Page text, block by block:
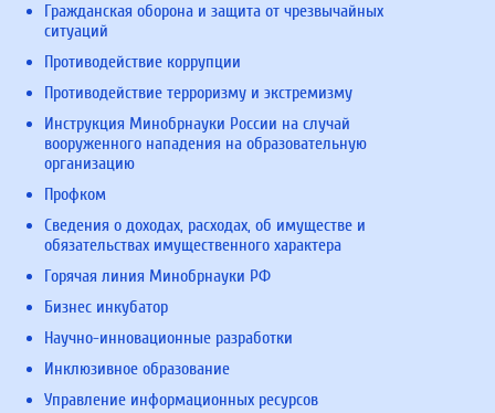
Гражданская оборона и защита от чрезвычайных
ситуаций
Противодействие коррупции
Противодействие терроризму и экстремизму
Инструкция Минобрнауки России на случай
вооруженного нападения на образовательную
организацию
Профком
Сведения о доходах, расходах, об имуществе и
обязательствах имущественного характера
Горячая линия Минобрнауки РФ
Бизнес инкубатор
Научно-инновационные разработки
Инклюзивное образование
Управление информационных ресурсов